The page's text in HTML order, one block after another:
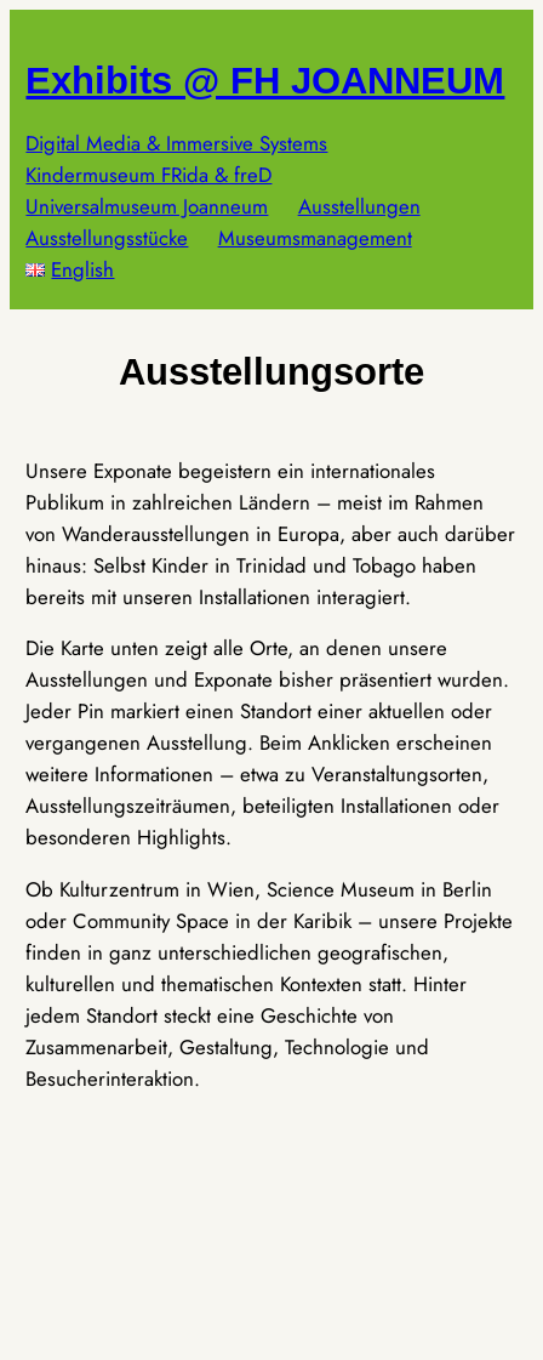
springen
Exhibits @ FH JOANNEUM
Digital Media & Immersive Systems
Kindermuseum FRida & freD
Universalmuseum Joanneum
Ausstellungen
Ausstellungsstücke
Museumsmanagement
English
Ausstellungsorte
Unsere Exponate begeistern ein internationales
Publikum in zahlreichen Ländern – meist im Rahmen
von Wanderausstellungen in Europa, aber auch darüber
hinaus: Selbst Kinder in Trinidad und Tobago haben
bereits mit unseren Installationen interagiert.
Die Karte unten zeigt alle Orte, an denen unsere
Ausstellungen und Exponate bisher präsentiert wurden.
Jeder Pin markiert einen Standort einer aktuellen oder
vergangenen Ausstellung. Beim Anklicken erscheinen
weitere Informationen – etwa zu Veranstaltungsorten,
Ausstellungszeiträumen, beteiligten Installationen oder
besonderen Highlights.
Ob Kulturzentrum in Wien, Science Museum in Berlin
oder Community Space in der Karibik – unsere Projekte
finden in ganz unterschiedlichen geografischen,
kulturellen und thematischen Kontexten statt. Hinter
jedem Standort steckt eine Geschichte von
Zusammenarbeit, Gestaltung, Technologie und
Besucherinteraktion.